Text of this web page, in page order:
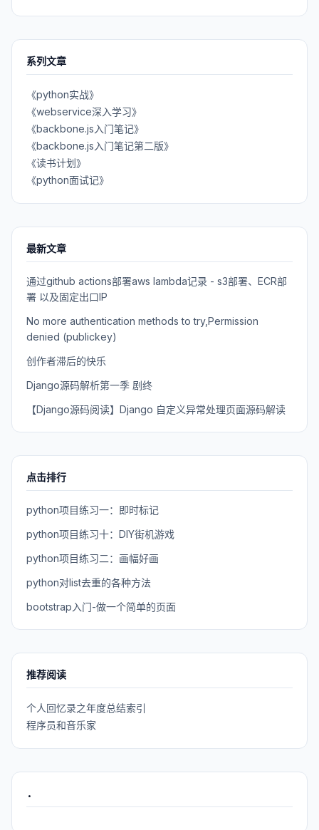
系列文章
《python实战》
《webservice深入学习》
《backbone.js入门笔记》
《backbone.js入门笔记第二版》
《读书计划》
《python面试记》
最新文章
通过github actions部署aws lambda记录 - s3部署、ECR部
署 以及固定出口IP
No more authentication methods to try,Permission
denied (publickey)
创作者滞后的快乐
Django源码解析第一季 剧终
【Django源码阅读】Django 自定义异常处理页面源码解读
点击排行
python项目练习一：即时标记
python项目练习十：DIY街机游戏
python项目练习二：画幅好画
python对list去重的各种方法
bootstrap入门-做一个简单的页面
推荐阅读
个人回忆录之年度总结索引
程序员和音乐家
.